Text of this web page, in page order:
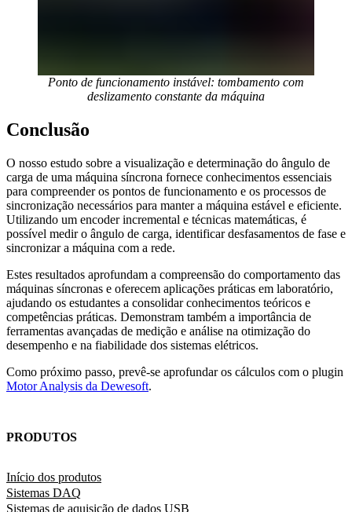
Ponto de funcionamento instável: tombamento com
deslizamento constante da máquina
Conclusão
O nosso estudo sobre a visualização e determinação do ângulo de
carga de uma máquina síncrona fornece conhecimentos essenciais
para compreender os pontos de funcionamento e os processos de
sincronização necessários para manter a máquina estável e eficiente.
Utilizando um encoder incremental e técnicas matemáticas, é
possível medir o ângulo de carga, identificar desfasamentos de fase e
sincronizar a máquina com a rede.
Estes resultados aprofundam a compreensão do comportamento das
máquinas síncronas e oferecem aplicações práticas em laboratório,
ajudando os estudantes a consolidar conhecimentos teóricos e
competências práticas. Demonstram também a importância de
ferramentas avançadas de medição e análise na otimização do
desempenho e na fiabilidade dos sistemas elétricos.
Como próximo passo, prevê-se aprofundar os cálculos com o plugin
Motor Analysis da Dewesoft.
PRODUTOS
Início dos produtos
Sistemas DAQ
Sistemas de aquisição de dados USB